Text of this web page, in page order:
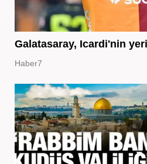
Galatasaray, Icardi'nin
Haber7